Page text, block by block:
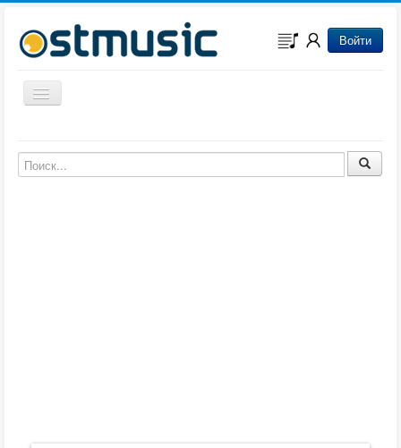
Войти
Включить/выключить навигацию
Музыка из мультфильмов
Музыка из сериалов